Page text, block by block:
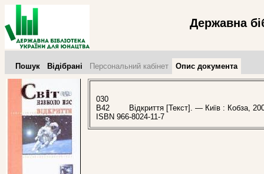
Державна
Пошук Відібрані Персональний кабінет Опис документа
030
В42
Відкриття [Текст]. — Київ : Кобза,
ISBN 966-8024-11-7